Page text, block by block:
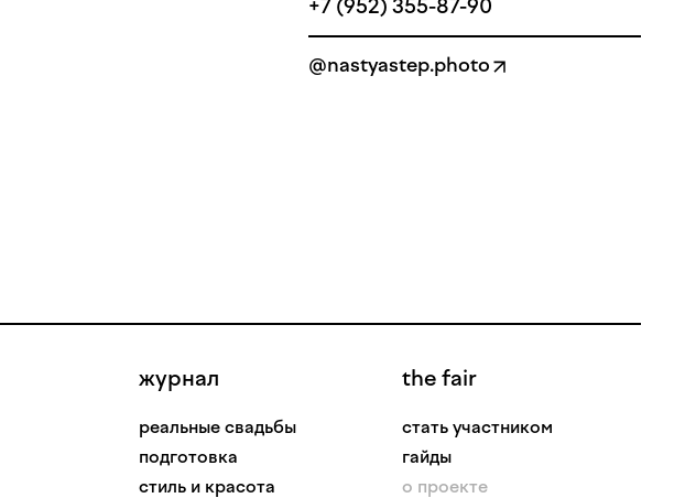
+7 (952) 355-87-90
@nastyastep.photo
журнал
реальные свадьбы
подготовка
стиль и красота
the fair
стать участником
гайды
о проекте